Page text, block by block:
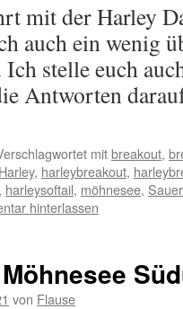
mit der Harley
auch ein wenig
stelle euch
Antworten
mitbreakout,
Harley, harleybreakout,
, harleysoftail, möhnesee,
hinterlassen
von Flause